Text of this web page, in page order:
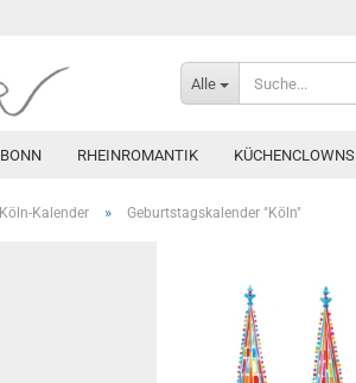
Alle
BONN RHEINROMANTIK KÜCHENCLOWNS
Köln-Kalender » Geburtstagskalender "Köln"